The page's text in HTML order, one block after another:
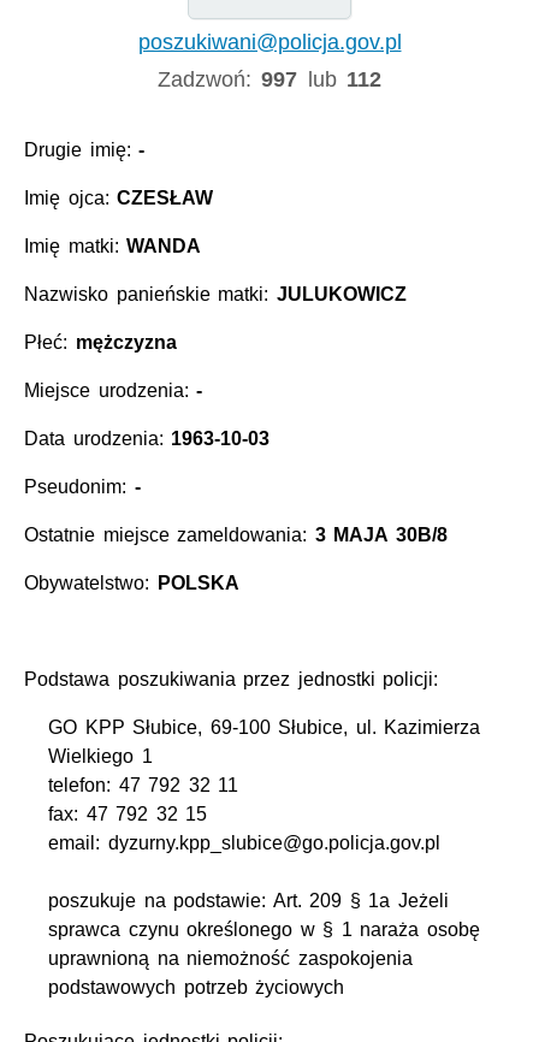
poszukiwani@policja.gov.pl
Zadzwoń:997 lub 112
Drugie imię:-
Imię ojca:CZESŁAW
Imię matki:WANDA
Nazwisko panieńskie matki: JULUKOWICZ
Płeć: mężczyzna
Miejsce urodzenia:-
Data urodzenia: 1963-10-03
Pseudonim: -
Ostatnie miejsce zameldowania: 3 MAJA 30B/8
Obywatelstwo: POLSKA
Podstawa poszukiwania przez jednostki policji:
GO KPP Słubice, 69-100 Słubice, ul. Kazimierza
Wielkiego 1
telefon: 47 792 32 11
fax: 47 792 32 15
email: dyzurny.kpp_slubice@go.policja.gov.pl
poszukuje na podstawie: Art. 209 § 1a Jeżeli
sprawca czynu określonego w § 1 naraża osobę
uprawnioną na niemożność zaspokojenia
podstawowych potrzeb życiowych